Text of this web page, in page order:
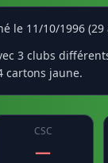
11/10/1996
3 clubs
cartons jaune.
CSC
—